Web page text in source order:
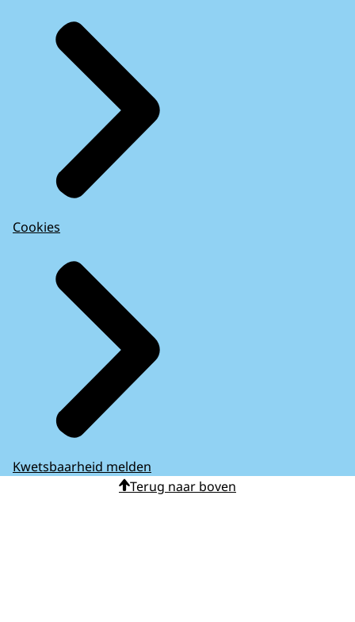
Cookies
Kwetsbaarheid melden
Terug naar boven